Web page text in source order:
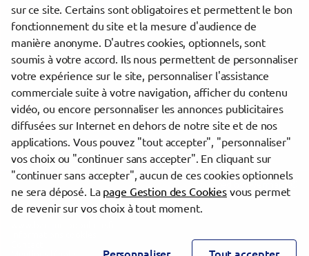
Les agences Banque Populaire dans les villes à proximité
Saint-Brieuc
Trouver une agence Banque Populaire
Côtes-d'Armor
Plérin
AGENCE ENTREPRISES ST BRIEUC
evermaps ©
sur ce site. Certains sont obligatoires et permettent le bon
fonctionnement du site et la mesure d'audience de
manière anonyme. D'autres cookies, optionnels, sont
soumis à votre accord. Ils nous permettent de personnaliser
votre expérience sur le site, personnaliser l'assistance
commerciale suite à votre navigation, afficher du contenu
vidéo, ou encore personnaliser les annonces publicitaires
diffusées sur Internet en dehors de notre site et de nos
applications. Vous pouvez "tout accepter", "personnaliser"
vos choix ou "continuer sans accepter". En cliquant sur
"continuer sans accepter", aucun de ces cookies optionnels
ne sera déposé. La page Gestion des Cookiesvous permet
de revenir sur vos choix à tout moment.